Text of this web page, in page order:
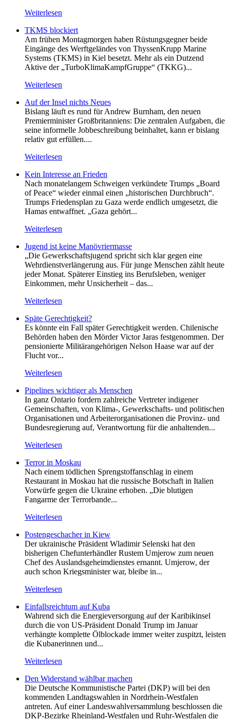
Weiterlesen
TKMS blockiert
Am frühen Montagmorgen haben Rüstungsgegner beide
Eingänge des Werftgeländes von ThyssenKrupp Marine
Systems (TKMS) in Kiel besetzt. Mehr als ein Dutzend
Aktive der „TurboKlimaKampfGruppe“ (TKKG)...
Weiterlesen
Auf der Insel nichts Neues
Bislang läuft es rund für Andrew Burnham, den neuen
Premierminister Großbritanniens: Die zentralen Aufgaben, die
seine informelle Jobbeschreibung beinhaltet, kann er bislang
relativ gut erfüllen....
Weiterlesen
Kein Inte­resse an Frieden
Nach monatelangem Schweigen verkündete Trumps „Board
of Peace“ wieder einmal einen „historischen Durchbruch“.
Trumps Friedensplan zu Gaza werde endlich umgesetzt, die
Hamas entwaffnet. „Gaza gehört...
Weiterlesen
Jugend ist keine Manövriermasse
„Die Gewerkschaftsjugend spricht sich klar gegen eine
Wehrdienstverlängerung aus. Für junge Menschen zählt heute
jeder Monat. Späterer Einstieg ins Berufsleben, weniger
Einkommen, mehr Unsicherheit – das...
Weiterlesen
Späte Gerechtigkeit?
Es könnte ein Fall später Gerechtigkeit werden. Chilenische
Behörden haben den Mörder Victor Jaras festgenommen. Der
pensionierte Militärangehörigen Nelson Haase war auf der
Flucht vor...
Weiterlesen
Pipelines wichtiger als Menschen
In ganz Ontario fordern zahlreiche Vertreter indigener
Gemeinschaften, von Klima-, Gewerkschafts- und politischen
Organisationen und Arbeiterorganisationen die Provinz- und
Bundesregierung auf, Verantwortung für die anhaltenden...
Weiterlesen
Terror in Moskau
Nach einem tödlichen Sprengstoffanschlag in einem
Restaurant in Moskau hat die russische Botschaft in Italien
Vorwürfe gegen die Ukraine erhoben. „Die blutigen
Fangarme der Terrorbande...
Weiterlesen
Postengeschacher in Kiew
Der ukrainische Präsident Wladimir Selenski hat den
bisherigen Chefunterhändler Rustem Umjerow zum neuen
Chef des Auslandsgeheimdienstes ernannt. Umjerow, der
auch schon Kriegsminister war, bleibe in...
Weiterlesen
Einfallsreichtum auf Kuba
Wahrend sich die Energieversorgung auf der Karibikinsel
durch die von US-Präsident Donald Trump im Januar
verhängte komplette Ölblockade immer weiter zuspitzt, leisten
die Kubanerinnen und...
Weiterlesen
Den Widerstand wählbar machen
Die Deutsche Kommunistische Partei (DKP) will bei den
kommenden Landtagswahlen in Nordrhein-Westfalen
antreten. Auf einer Landeswahlversammlung beschlossen die
DKP-Bezirke Rheinland-Westfalen und Ruhr-Westfalen die